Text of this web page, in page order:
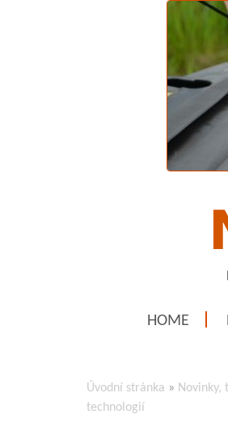
HOME
Úvodní stránka » Novinky,
technologií